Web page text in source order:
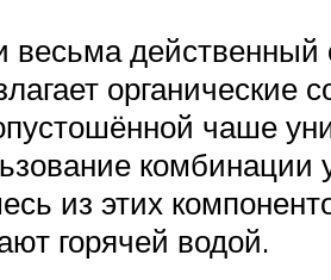
действенный
чаше
комбинации
из этих
горячей водой.